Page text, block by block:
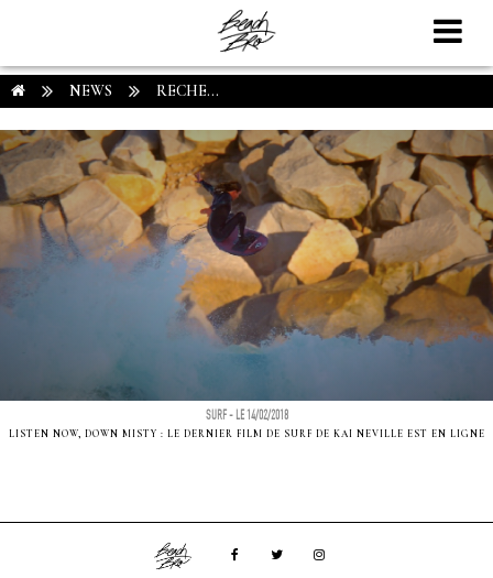
NEWS RECHE...
SURF - LE 14/02/2018
LISTEN NOW, DOWN MISTY : LE DERNIER FILM DE SURF DE KAI NEVILLE EST EN LIGNE